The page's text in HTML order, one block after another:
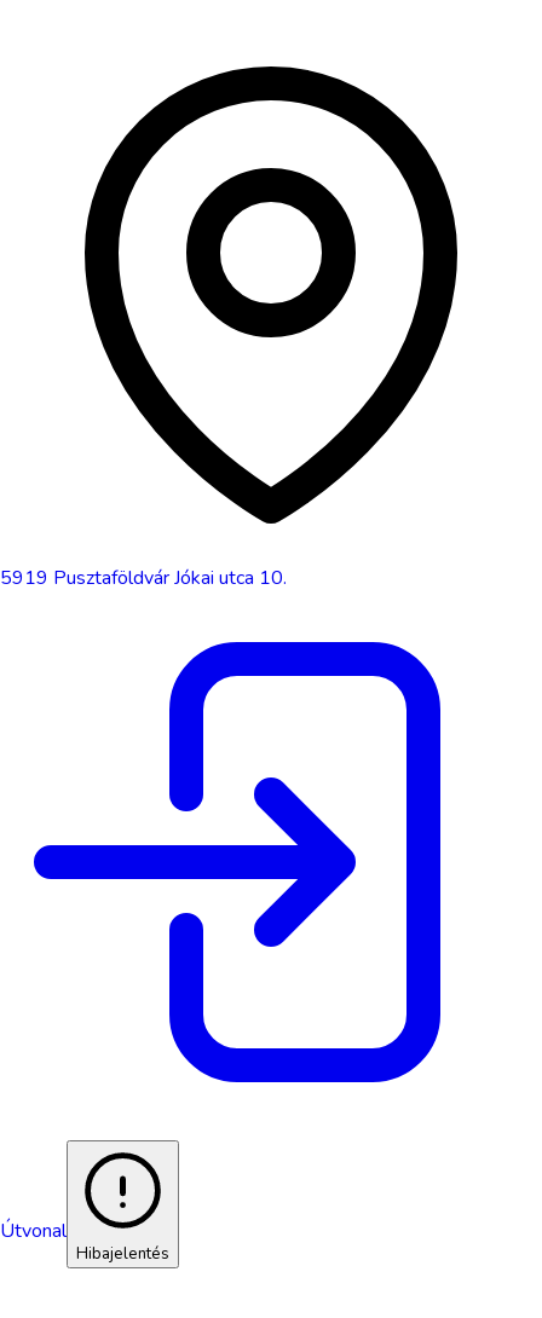
5919 PusztaföldvárJókai utca 10.
Útvonal
Hibajelentés